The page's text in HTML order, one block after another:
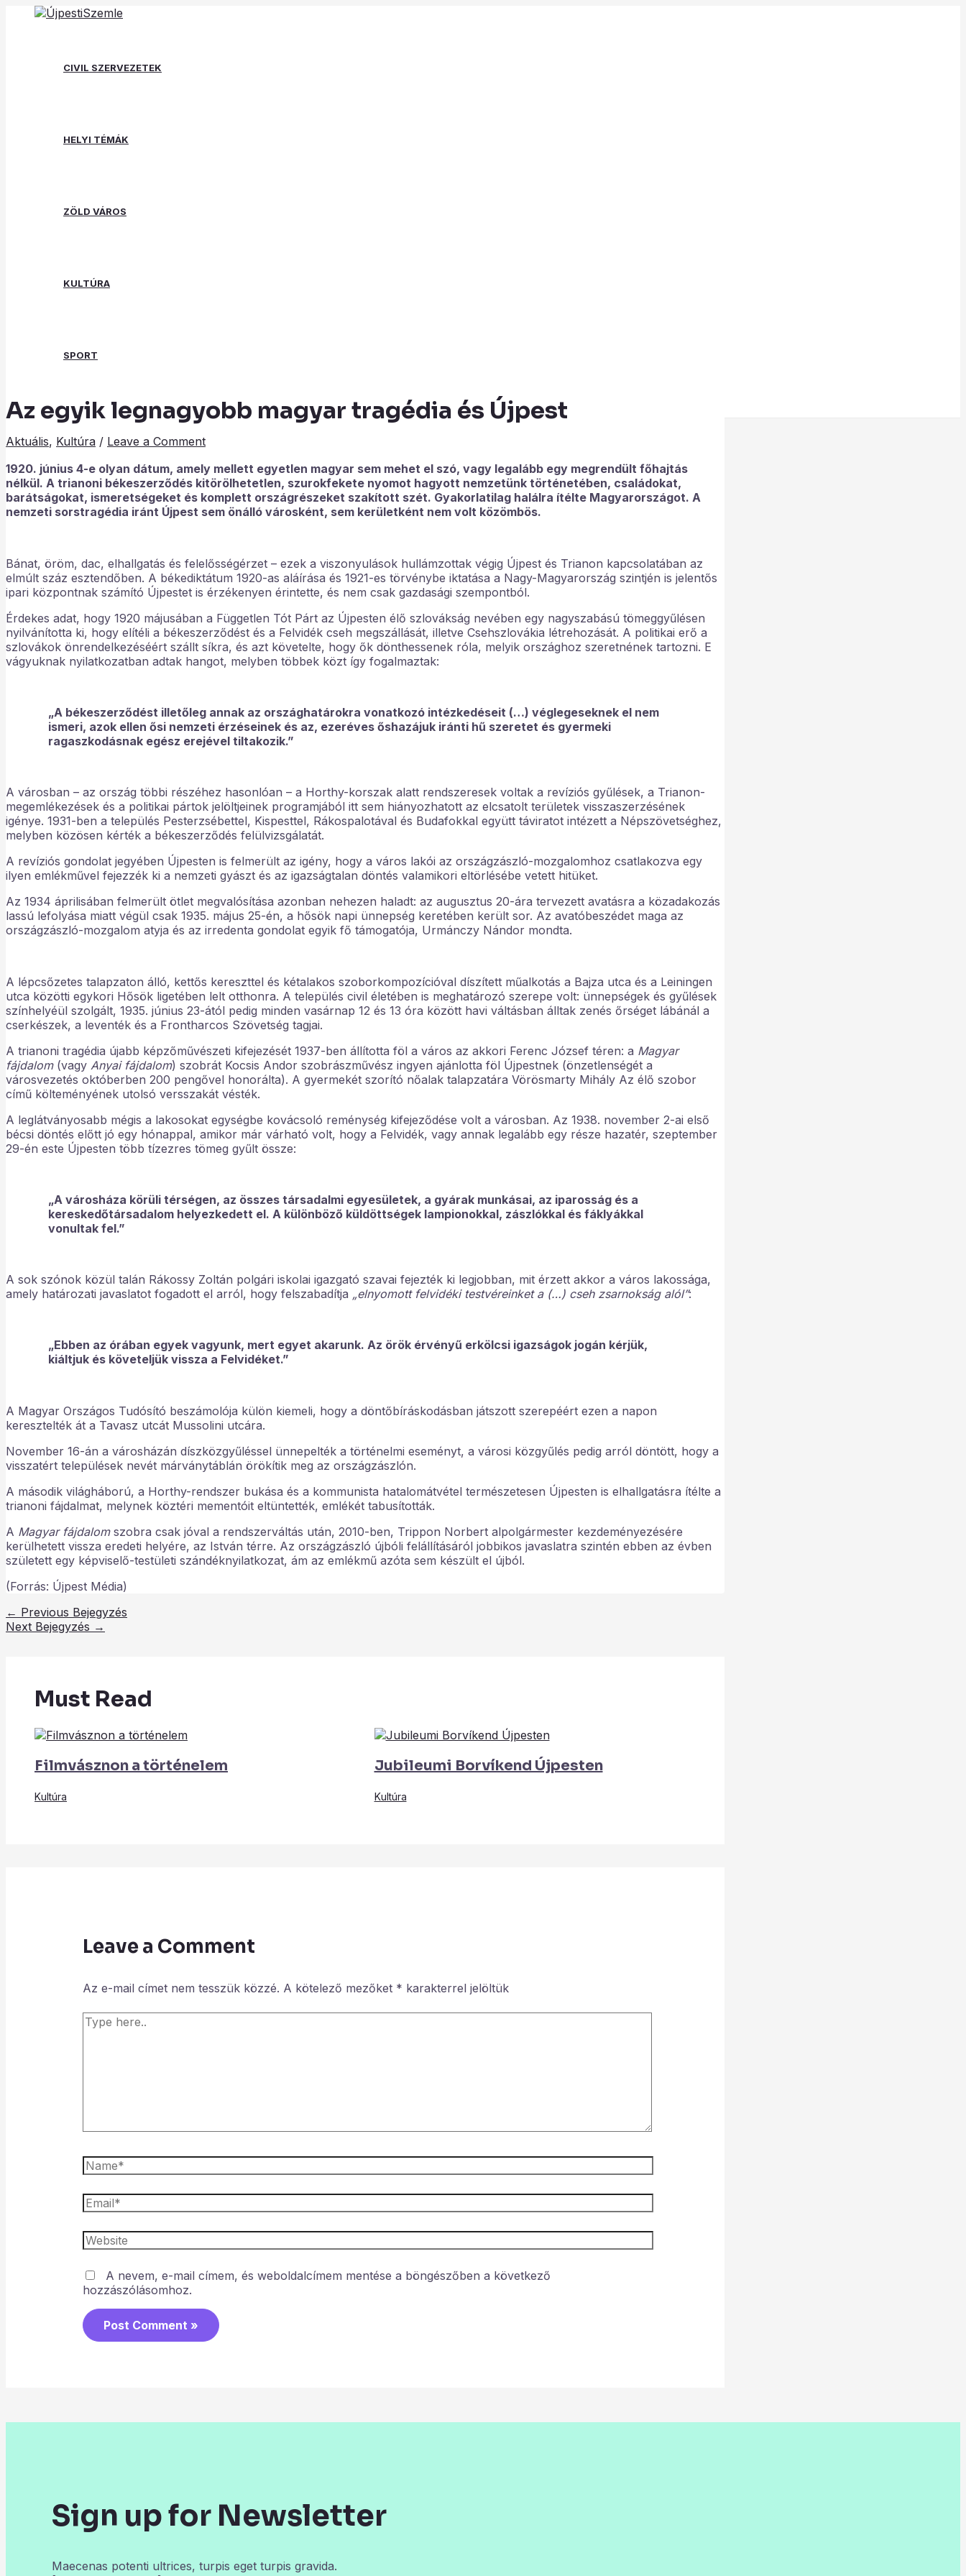
CIVIL SZERVEZETEK
HELYI TÉMÁK
ZÖLD VÁROS
KULTÚRA
SPORT
Search
Az egyik legnagyobb magyar tragédia és Újpest
Aktuális, Kultúra / Leave a Comment
1920. június 4-e olyan dátum, amely mellett egyetlen magyar sem mehet el szó, vagy legalább egy megrendült főhajtás
nélkül. A trianoni békeszerződés kitörölhetetlen, szurokfekete nyomot hagyott nemzetünk történetében, családokat,
barátságokat, ismeretségeket és komplett országrészeket szakított szét. Gyakorlatilag halálra ítélte Magyarországot. A
nemzeti sorstragédia iránt Újpest sem önálló városként, sem kerületként nem volt közömbös.
Bánat, öröm, dac, elhallgatás és felelősségérzet – ezek a viszonyulások hullámzottak végig Újpest és Trianon kapcsolatában az
elmúlt száz esztendőben. A békediktátum 1920-as aláírása és 1921-es törvénybe iktatása a Nagy-Magyarország szintjén is jelentős
ipari központnak számító Újpestet is érzékenyen érintette, és nem csak gazdasági szempontból.
Érdekes adat, hogy 1920 májusában a Független Tót Párt az Újpesten élő szlovákság nevében egy nagyszabású tömeggyűlésen
nyilvánította ki, hogy elítéli a békeszerződést és a Felvidék cseh megszállását, illetve Csehszlovákia létrehozását. A politikai erő a
szlovákok önrendelkezéséért szállt síkra, és azt követelte, hogy ők dönthessenek róla, melyik országhoz szeretnének tartozni. E
vágyuknak nyilatkozatban adtak hangot, melyben többek közt így fogalmaztak:
„A békeszerződést illetőleg annak az országhatárokra vonatkozó intézkedéseit (…) véglegeseknek el nem
ismeri, azok ellen ősi nemzeti érzéseinek és az, ezeréves őshazájuk iránti hű szeretet és gyermeki
ragaszkodásnak egész erejével tiltakozik.”
A városban – az ország többi részéhez hasonlóan – a Horthy-korszak alatt rendszeresek voltak a revíziós gyűlések, a Trianon-
megemlékezések és a politikai pártok jelöltjeinek programjából itt sem hiányozhatott az elcsatolt területek visszaszerzésének
igénye. 1931-ben a település Pesterzsébettel, Kispesttel, Rákospalotával és Budafokkal együtt táviratot intézett a Népszövetséghez,
melyben közösen kérték a békeszerződés felülvizsgálatát.
A revíziós gondolat jegyében Újpesten is felmerült az igény, hogy a város lakói az országzászló-mozgalomhoz csatlakozva egy
ilyen emlékművel fejezzék ki a nemzeti gyászt és az igazságtalan döntés valamikori eltörlésébe vetett hitüket.
Az 1934 áprilisában felmerült ötlet megvalósítása azonban nehezen haladt: az augusztus 20-ára tervezett avatásra a közadakozás
lassú lefolyása miatt végül csak 1935. május 25-én, a hősök napi ünnepség keretében került sor. Az avatóbeszédet maga az
országzászló-mozgalom atyja és az irredenta gondolat egyik fő támogatója, Urmánczy Nándor mondta.
A lépcsőzetes talapzaton álló, kettős kereszttel és kétalakos szoborkompozícióval díszített műalkotás a Bajza utca és a Leiningen
utca közötti egykori Hősök ligetében lelt otthonra. A település civil életében is meghatározó szerepe volt: ünnepségek és gyűlések
színhelyéül szolgált, 1935. június 23-ától pedig minden vasárnap 12 és 13 óra között havi váltásban álltak zenés őrséget lábánál a
cserkészek, a leventék és a Frontharcos Szövetség tagjai.
A trianoni tragédia újabb képzőművészeti kifejezését 1937-ben állította föl a város az akkori Ferenc József téren: a Magyar
fájdalom(vagy Anyai fájdalom) szobrát Kocsis Andor szobrászművész ingyen ajánlotta föl Újpestnek (önzetlenségét a
városvezetés októberben 200 pengővel honorálta). A gyermekét szorító nőalak talapzatára Vörösmarty Mihály Az élő szobor
című költeményének utolsó versszakát vésték.
A leglátványosabb mégis a lakosokat egységbe kovácsoló reménység kifejeződése volt a városban. Az 1938. november 2-ai első
bécsi döntés előtt jó egy hónappal, amikor már várható volt, hogy a Felvidék, vagy annak legalább egy része hazatér, szeptember
29-én este Újpesten több tízezres tömeg gyűlt össze:
„A városháza körüli térségen, az összes társadalmi egyesületek, a gyárak munkásai, az iparosság és a
kereskedőtársadalom helyezkedett el. A különböző küldöttségek lampionokkal, zászlókkal és fáklyákkal
vonultak fel.”
A sok szónok közül talán Rákossy Zoltán polgári iskolai igazgató szavai fejezték ki legjobban, mit érzett akkor a város lakossága,
amely határozati javaslatot fogadott el arról, hogy felszabadítja „elnyomott felvidéki testvéreinket a (…) cseh zsarnokság alól”:
„Ebben az órában egyek vagyunk, mert egyet akarunk. Az örök érvényű erkölcsi igazságok jogán kérjük,
kiáltjuk és követeljük vissza a Felvidéket.”
A Magyar Országos Tudósító beszámolója külön kiemeli, hogy a döntőbíráskodásban játszott szerepéért ezen a napon
keresztelték át a Tavasz utcát Mussolini utcára.
November 16-án a városházán díszközgyűléssel ünnepelték a történelmi eseményt, a városi közgyűlés pedig arról döntött, hogy a
visszatért települések nevét márványtáblán örökítik meg az országzászlón.
A második világháború, a Horthy-rendszer bukása és a kommunista hatalomátvétel természetesen Újpesten is elhallgatásra ítélte a
trianoni fájdalmat, melynek köztéri mementóit eltüntették, emlékét tabusították.
A Magyar fájdalomszobra csak jóval a rendszerváltás után, 2010-ben, Trippon Norbert alpolgármester kezdeményezésére
kerülhetett vissza eredeti helyére, az István térre. Az országzászló újbóli felállításáról jobbikos javaslatra szintén ebben az évben
született egy képviselő-testületi szándéknyilatkozat, ám az emlékmű azóta sem készült el újból.
(Forrás: Újpest Média)
navigation
← Previous Bejegyzés
Next Bejegyzés →
Must Read
Filmvásznon a történelem
Kultúra
Jubileumi Borvíkend Újpesten
Kultúra
Leave a Comment
Az e-mail címet nem tesszük közzé. A kötelező mezőket * karakterrel jelöltük
Type
here..
Name*
Email*
Website
A nevem, e-mail címem, és weboldalcímem mentése a böngészőben a következő
hozzászólásomhoz.
Sign up for Newsletter
Maecenas potenti ultrices, turpis eget turpis gravida.